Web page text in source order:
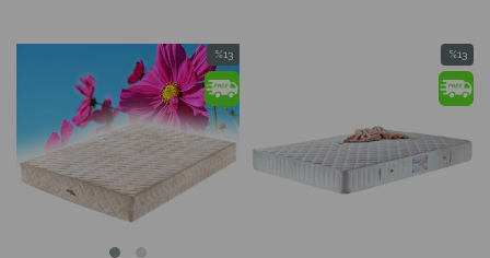
%13
İndirim
%13İndirim
%13
İndirim